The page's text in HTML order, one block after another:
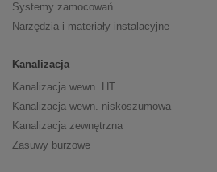
Systemy zamocowań
Narzędzia i materiały instalacyjne
Kanalizacja
Kanalizacja wewn. HT
Kanalizacja wewn. niskoszumowa
Kanalizacja zewnętrzna
Zasuwy burzowe